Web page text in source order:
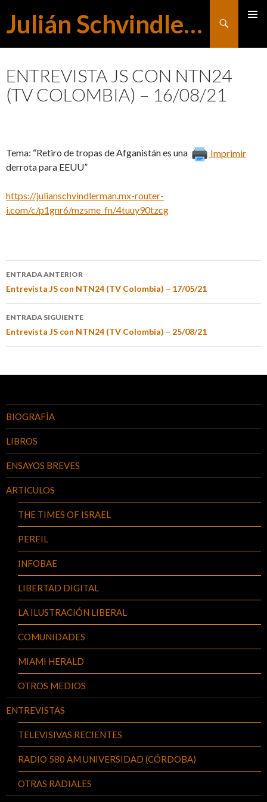
Julián Schvindlerman
Buscar
AL
ENTREVISTA JS CON NTN24
(TV COLOMBIA) – 16/08/21
Imprimir
Tema: “Retiro de tropas de Afganistán es una
derrota para EEUU”
https://julianschvindlerman.mx-router-
i.com/c/p1gnr6/mzsme_fn/4tuuy90tzcg
ENTRADA ANTERIOR
Entrevista JS con NTN24 (TV Colombia) – 17/05/21
ENTRADA SIGUIENTE
Entrevista JS con NTN24 (TV Colombia) – 25/08/21
BIOGRAFÍA
LIBROS
ENSAYOS BREVES
ARTICULOS
THE TIMES OF ISRAEL
PERFIL
INFOBAE
LIBERTAD DIGITAL
LA ILUSTRACIÓN LIBERAL
COMUNIDADES
MIAMI HERALD
OTROS MEDIOS
ENTREVISTAS
TELEVISIVAS RECIENTES
RADIO 580 AM UNIVERSIDAD (CÓRDOBA)
OTRAS RADIALES